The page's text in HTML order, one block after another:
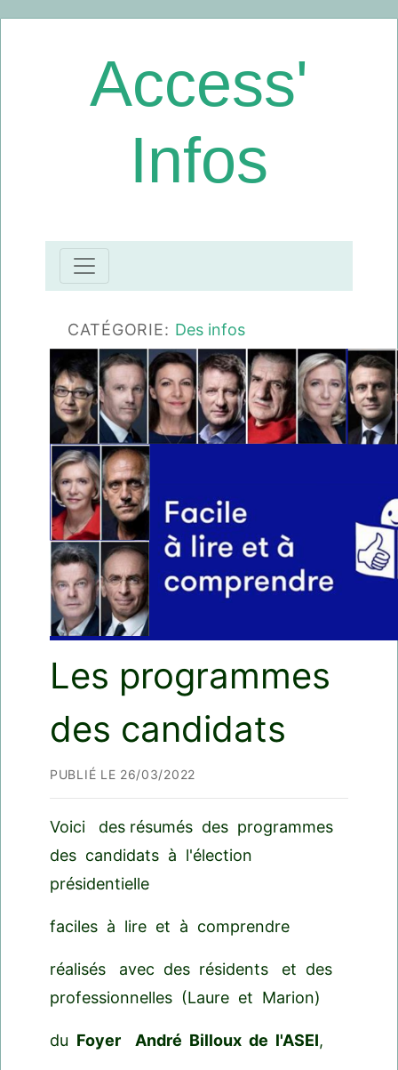
Access'
Infos
CATÉGORIE: Des infos
Les programmes
des candidats
PUBLIÉ LE 26/03/2022
Voici des résumés des programmes
des candidats à l'élection
présidentielle
faciles à lire et à comprendre
réalisés avec des résidents et des
professionnelles (Laure et Marion)
du Foyer André Billoux de l'ASEI,